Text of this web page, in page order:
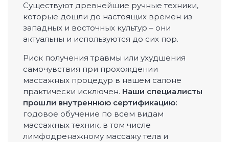
Существуют древнейшие ручные техники,
которые дошли до настоящих времен из
западных и восточных культур – они
актуальны и используются до сих пор.
Риск получения травмы или ухудшения
самочувствия при прохождении
массажных процедур в нашем салоне
практически исключен. Наши специалисты
прошли внутреннюю сертификацию:
годовое обучение по всем видам
массажных техник, в том числе
лимфодренажному массажу тела и